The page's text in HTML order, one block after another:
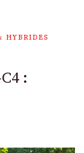
HYBRIDES
: